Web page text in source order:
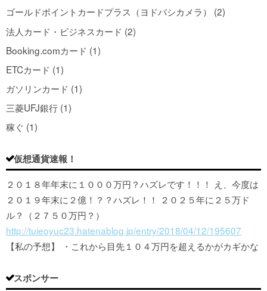
ゴールドポイントカードプラス（ヨドバシカメラ） (2)
法人カード・ビジネスカード (2)
Booking.comカード (1)
ETCカード (1)
ガソリンカード (1)
三菱UFJ銀行 (1)
稼ぐ (1)
仮想通貨速報！
２０１８年年末に１０００万円？ハズレです！！！ え、今度は
２０１９年末に２億！？？ハズレ！！ ２０２５年に２５万ド
ル？（２７５０万円？）
http://tuieoyuc23.hatenablog.jp/entry/2018/04/12/195607
【私の予想】 ・これから目先１０４万円を超えるかがカギかな
スポンサー